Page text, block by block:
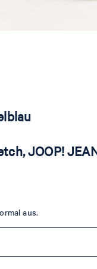
JOOP!
aus.